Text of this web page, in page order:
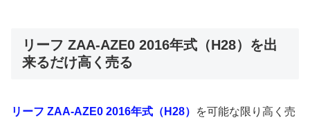
リーフ ZAA-AZE0 2016年式（H28）を出
来るだけ高く売る
リーフ ZAA-AZE0 2016年式（H28）
を可能な限り高く売